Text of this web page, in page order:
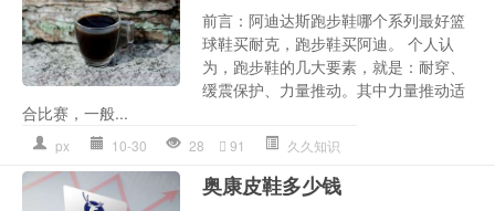
前言：阿迪达斯跑步鞋哪个系列最好篮
球鞋买耐克，跑步鞋买阿迪。 个人认
为，跑步鞋的几大要素，就是：耐穿、
缓震保护、力量推动。其中力量推动适
合比赛，一般...
px 10-30 28 91 久久知识
奥康皮鞋多少钱